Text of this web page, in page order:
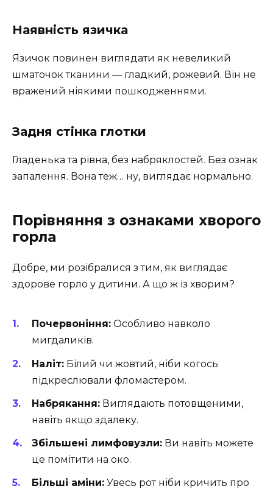
Наявність язичка
Язичок повинен виглядати як невеликий
шматочок тканини — гладкий, рожевий. Він не
вражений ніякими пошкодженнями.
Задня стінка глотки
Гладенька та рівна, без набряклостей. Без ознак
запалення. Вона теж… ну, виглядає нормально.
Порівняння з ознаками хворого
горла
Добре, ми розібралися з тим, як виглядає
здорове горло у дитини. А що ж із хворим?
Почервоніння: Особливо навколо
мигдаликів.
Наліт: Білий чи жовтий, ніби когось
підкреслювали фломастером.
Набрякання: Виглядають потовщеними,
навіть якщо здалеку.
Збільшені лимфовузли: Ви навіть можете
це помітити на око.
Більші аміни: Увесь рот ніби кричить про